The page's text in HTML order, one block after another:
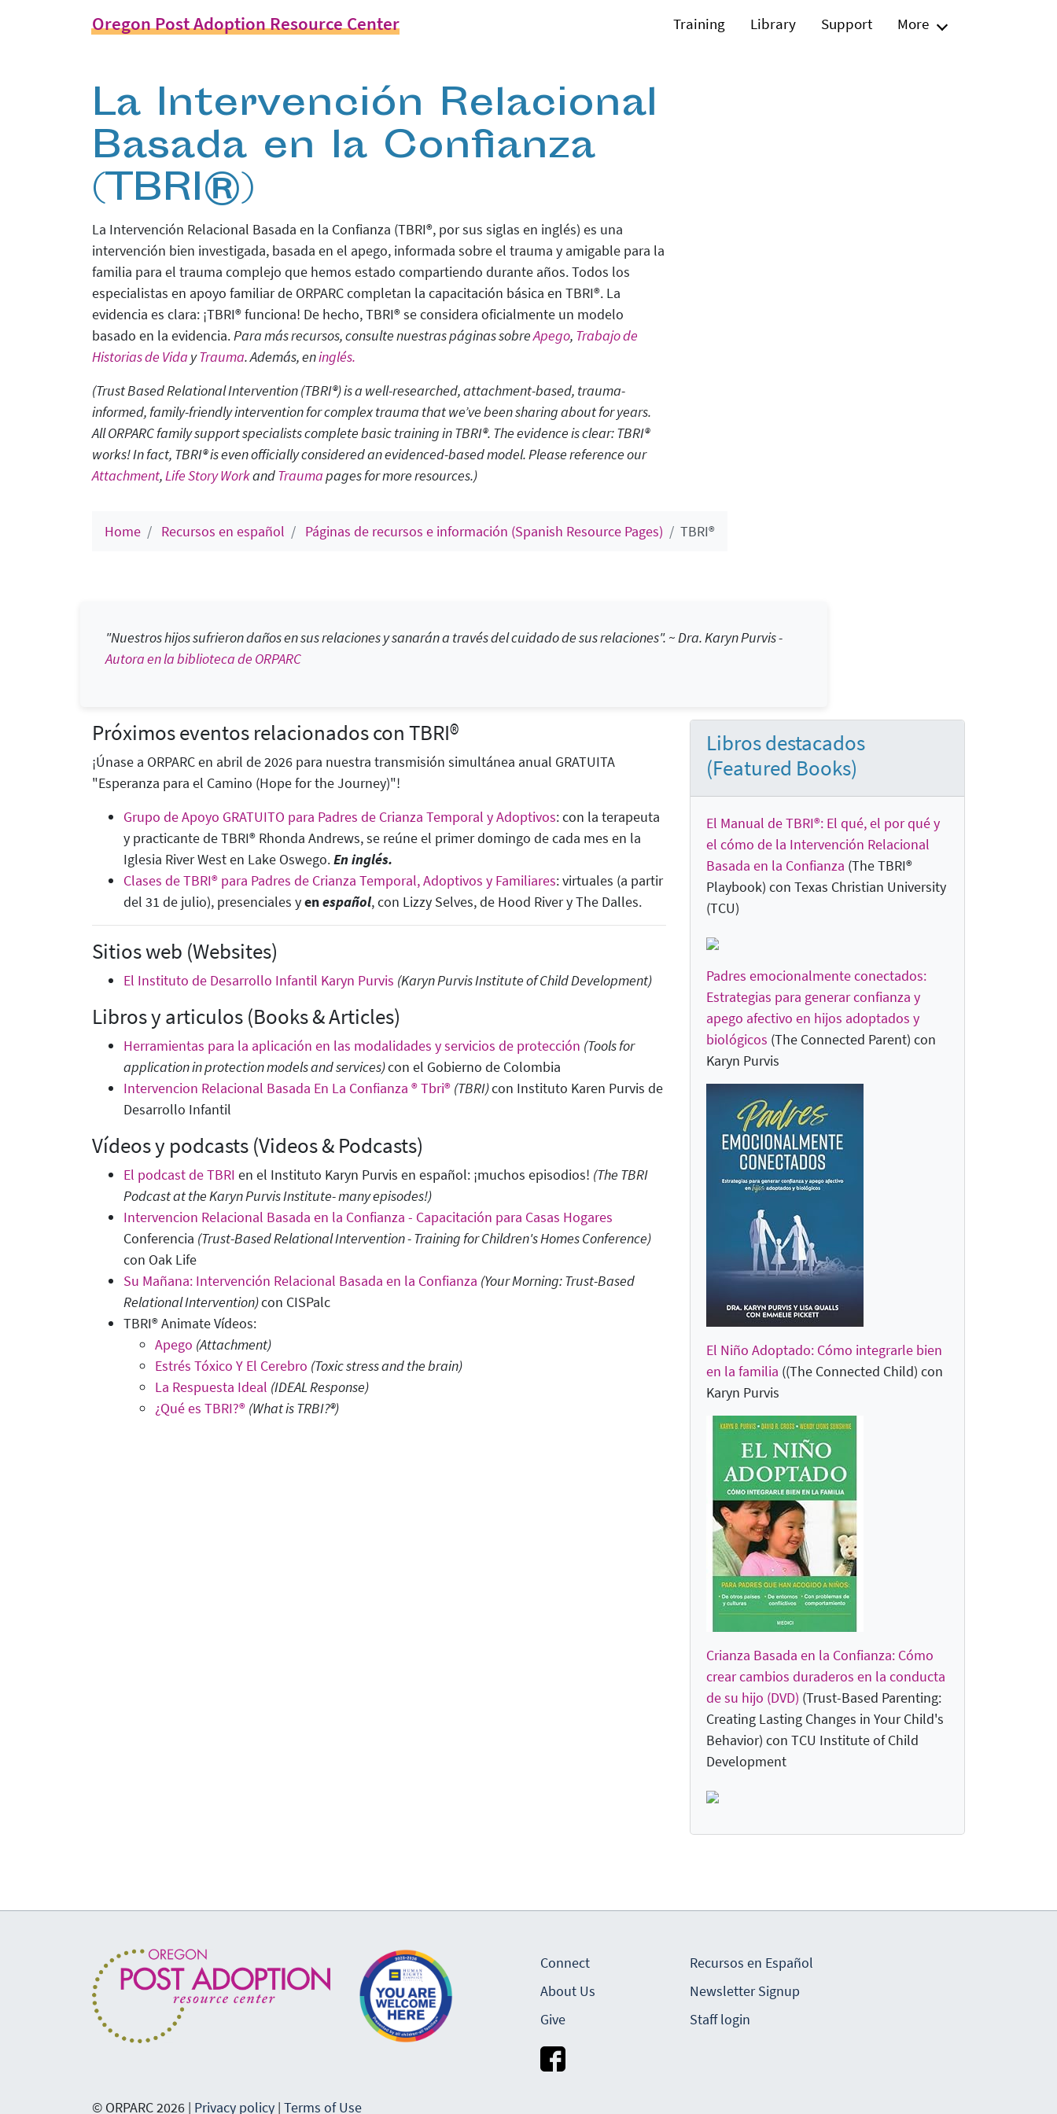
Oregon Post Adoption Resource Center Training Library Support More
La Intervención Relacional
Basada en la Confianza
(TBRI®)
La Intervención Relacional Basada en la Confianza (TBRI®, por sus siglas en inglés) es una
intervención bien investigada, basada en el apego, informada sobre el trauma y amigable para la
familia para el trauma complejo que hemos estado compartiendo durante años. Todos los
especialistas en apoyo familiar de ORPARC completan la capacitación básica en TBRI®. La
evidencia es clara: ¡TBRI® funciona! De hecho, TBRI® se considera oficialmente un modelo
basado en la evidencia.Para más recursos, consulte nuestras páginas sobreApego, Trabajo de
Historias de Vida yTrauma. Además, eninglés.
(Trust Based Relational Intervention (TBRI®) is a well-researched, attachment-based, trauma-
informed, family-friendly intervention for complex trauma that we’ve been sharing about for years.
All ORPARC family support specialists complete basic training in TBRI®. The evidence is clear:TBRI®
works!In fact, TBRI® is even officially considered an evidenced-based model.Please reference our
Attachment,Life Story WorkandTraumapages for more resources.)
Home Recursos en español Páginas de recursos e información (Spanish Resource Pages) TBRI®
"Nuestros hijos sufrieron daños en sus relaciones y sanarán a través del cuidado de sus relaciones". ~ Dra. Karyn Purvis -
Autora en la biblioteca de ORPARC
Próximos eventos relacionados con TBRI®
¡Únase a ORPARC en abril de 2026 para nuestra transmisión simultánea anual GRATUITA
"Esperanza para el Camino (Hope for the Journey)"!
Grupo de Apoyo GRATUITO para Padres de Crianza Temporal y Adoptivos: con la terapeuta
y practicante de TBRI® Rhonda Andrews, se reúne el primer domingo de cada mes en la
Iglesia River West en Lake Oswego.En inglés.
Clases de TBRI® para Padres de Crianza Temporal, Adoptivos y Familiares: virtuales (a partir
del 31 de julio), presenciales yenespañol, con Lizzy Selves, de Hood River y The Dalles.
Sitios web (Websites)
El Instituto de Desarrollo Infantil Karyn Purvis (Karyn Purvis Institute of Child Development)
Libros y articulos (Books & Articles)
Herramientas para la aplicación en las modalidades y servicios de protección (Tools for
application in protection models and services)con el Gobierno de Colombia
Intervencion Relacional Basada En La Confianza ® Tbri® (TBRI)con Instituto Karen Purvis de
Desarrollo Infantil
Vídeos y podcasts (Videos & Podcasts)
El podcast de TBRI en el Instituto Karyn Purvis en español: ¡muchos episodios! (The TBRI
Podcast at the Karyn Purvis Institute- many episodes!)
Intervencion Relacional Basada en la Confianza - Capacitación para Casas Hogares
Conferencia (Trust-Based Relational Intervention - Training for Children's Homes Conference)
con Oak Life
Su Mañana: Intervención Relacional Basada en la Confianza (Your Morning: Trust-Based
Relational Intervention)con CISPalc
TBRI® Animate Vídeos:
Apego (Attachment)
Estrés Tóxico Y El Cerebro (Toxic stress and the brain)
La Respuesta Ideal (IDEAL Response)
¿Qué es TBRI?® (What is TRBI?®)
Libros destacados
(Featured Books)
El Manual de TBRI®: El qué, el por qué y
el cómo de la Intervención Relacional
Basada en la Confianza (The TBRI®
Playbook) con Texas Christian University
(TCU)
Padres emocionalmente conectados:
Estrategias para generar confianza y
apego afectivo en hijos adoptados y
biológicos (The Connected Parent) con
Karyn Purvis
El Niño Adoptado: Cómo integrarle bien
en la familia ((The Connected Child) con
Karyn Purvis
Crianza Basada en la Confianza: Cómo
crear cambios duraderos en la conducta
de su hijo (DVD) (Trust-Based Parenting:
Creating Lasting Changes in Your Child's
Behavior) con TCU Institute of Child
Development
Connect
About Us
Give
Recursos en Español
Newsletter Signup
Staff login
© ORPARC 2026 | Privacy policy | Terms of Use